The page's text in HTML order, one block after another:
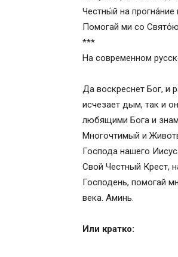
Молитва
Псалом 45:
Честны́й на
Помогай ми со
***
На современном
Да воскреснет Бог, и
исчезает дым, так и
любящими Бога и
Многочтимый и
Господа нашего
Свой Честный Крест,
Господень, помогай
века. Аминь.
Или кратко: